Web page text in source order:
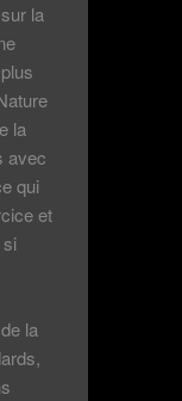
la
la
avec
qui
et
la